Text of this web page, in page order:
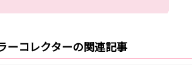
ーコレクターの関連記事